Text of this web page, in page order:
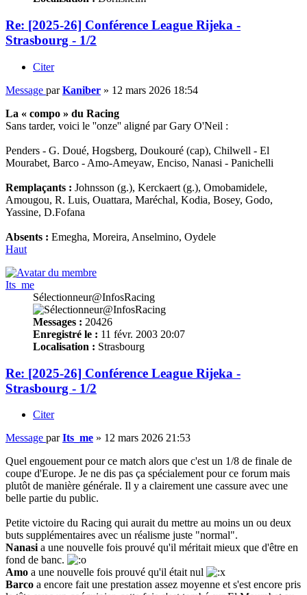
Re: [2025-26] Conférence League Rijeka -
Strasbourg - 1/2
Citer
Message parKaniber » 12 mars 2026 18:54
La « compo » du Racing
Sans tarder, voici le ''onze'' aligné par Gary O'Neil :
Penders - G. Doué, Hogsberg, Doukouré (cap), Chilwell - El
Mourabet, Barco - Amo-Ameyaw, Enciso, Nanasi - Panichelli
Remplaçants : Johnsson (g.), Kerckaert (g.), Omobamidele,
Amougou, R. Luis, Ouattara, Maréchal, Kodia, Bosey, Godo,
Yassine, D.Fofana
Absents : Emegha, Moreira, Anselmino, Oydele
Haut
Its_me
Sélectionneur@InfosRacing
Messages : 20426
Enregistré le : 11 févr. 2003 20:07
Localisation : Strasbourg
Re: [2025-26] Conférence League Rijeka -
Strasbourg - 1/2
Citer
Message parIts_me » 12 mars 2026 21:53
Quel engouement pour ce match alors que c'est un 1/8 de finale de
coupe d'Europe. Je ne dis pas ça spécialement pour ce forum mais
plutôt de manière générale. Il y a clairement une cassure avec une
belle partie du public.
Petite victoire du Racing qui aurait du mettre au moins un ou deux
buts supplémentaires avec un réalisme juste "normal".
Nanasi a une nouvelle fois prouvé qu'il méritait mieux que d'être en
fond de banc.
Amo a une nouvelle fois prouvé qu'il était nul
Barco a encore fait une prestation assez moyenne et s'est encore pris